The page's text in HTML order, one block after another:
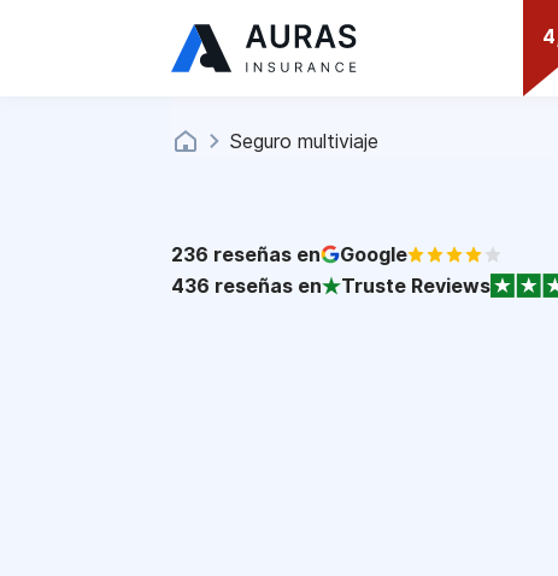
Seguro multiviaje
236 reseñas en
Google
436 reseñas en Truste Reviews